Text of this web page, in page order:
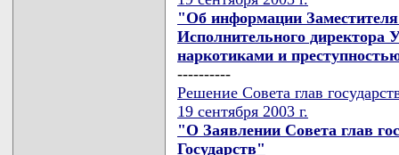
"Об информации
Исполнительного
наркотиками и
----------
Решение Совета глав
19 сентября 2003 г.
"О Заявлении Совета глав
Государств"